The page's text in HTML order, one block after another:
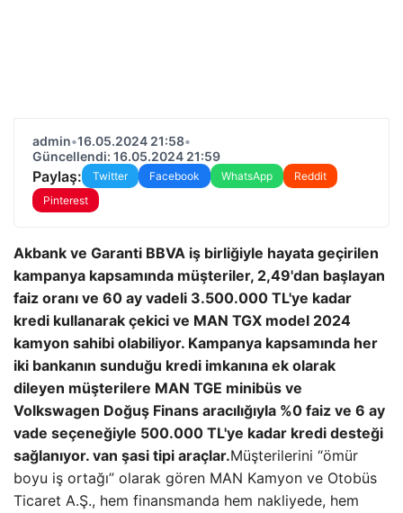
admin•16.05.2024 21:58•
Güncellendi: 16.05.2024 21:59
Paylaş: Twitter Facebook WhatsApp
Reddit
Pinterest
Akbank ve Garanti BBVA iş birliğiyle hayata geçirilen
kampanya kapsamında müşteriler, 2,49'dan başlayan
faiz oranı ve 60 ay vadeli 3.500.000 TL'ye kadar
kredi kullanarak çekici ve MAN TGX model 2024
kamyon sahibi olabiliyor. Kampanya kapsamında her
iki bankanın sunduğu kredi imkanına ek olarak
dileyen müşterilere MAN TGE minibüs ve
Volkswagen Doğuş Finans aracılığıyla %0 faiz ve 6 ay
vade seçeneğiyle 500.000 TL'ye kadar kredi desteği
sağlanıyor. van şasi tipi araçlar.Müşterilerini “ömür
boyu iş ortağı” olarak gören MAN Kamyon ve Otobüs
Ticaret A.Ş., hem finansmanda hem nakliyede, hem